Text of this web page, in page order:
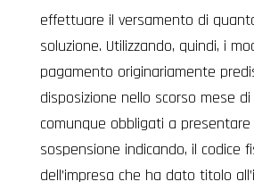
effettuare il versamento di
soluzione. Utilizzando, quindi, i
pagamento originariamente
disposizione nello scorso mese
comunque obbligati a
sospensione indicando, il codice
dell’impresa che ha dato titolo